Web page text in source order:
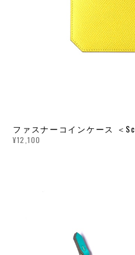
ファスナーコインケース ＜
¥12,100